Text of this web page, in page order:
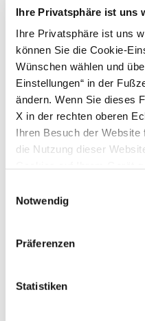
Ihre Privatsphäre ist uns
Ihre Privatsphäre ist uns
können Sie die Cookie-
Wünschen wählen und
Einstellungen“ in der
ändern. Wenn Sie dieses
X in der rechten oberen
Ihren Besuch der
die Nutzung dieser
Zustimmung.
Notwendig
Präferenzen
Statistiken
- Credit: Alessio Grazi
Entlang der
Pontremoli entfernt,
romanische
dem Jahr 1574, die
Valle Oscura
ihrem 16 Meter